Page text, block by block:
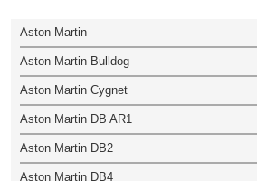
Aston Martin
Aston Martin Bulldog
Aston Martin Cygnet
Aston Martin DB AR1
Aston Martin DB2
Aston Martin DB4